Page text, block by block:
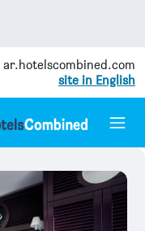
ar.hotelscombined.com
site in English